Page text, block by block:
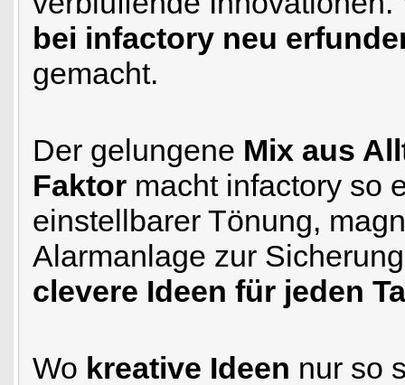
bei infactory neu
gemacht.
Der gelungene Mix aus
Faktor macht infactory so
einstellbarer Tönung,
Alarmanlage zur
clevere Ideen für jeden
Wo kreative Ideen nur so